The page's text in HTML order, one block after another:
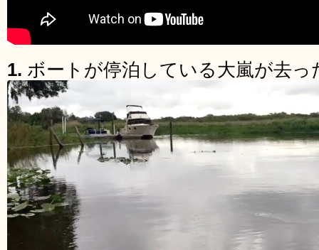
1. ボートが停泊している大嵐が去